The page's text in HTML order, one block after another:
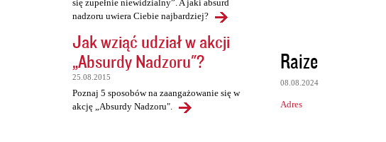
się zupełnie niewidzialny”. A jaki absurd
nadzoru uwiera Ciebie najbardziej?
Jak wziąć udział w akcji
„Absurdy Nadzoru"?
25.08.2015
Poznaj 5 sposobów na zaangażowanie się w
akcję „Absurdy Nadzoru".
Raize
08.08.2024
Adres